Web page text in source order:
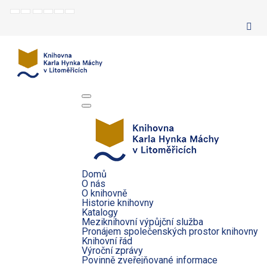
Default
Night
SetSetMakeSet
Domů
O nás
O knihovně
Historie knihovny
Katalogy
Meziknihovní výpůjční služba
Pronájem společenských prostor knihovny
Knihovní řád
Výroční zprávy
Povinně zveřejňované informace